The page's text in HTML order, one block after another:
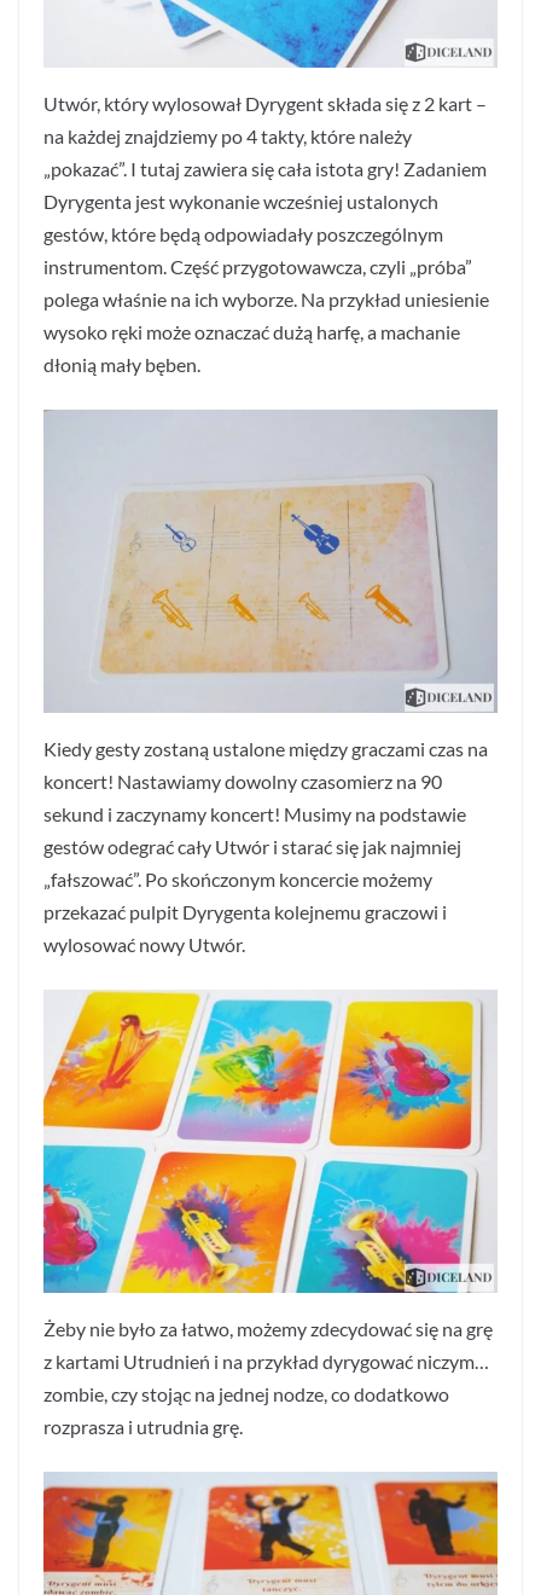
Utwór, który wylosował Dyrygent składa się z 2 kart –
na każdej znajdziemy po 4 takty, które należy
„pokazać”. I tutaj zawiera się cała istota gry! Zadaniem
Dyrygenta jest wykonanie wcześniej ustalonych
gestów, które będą odpowiadały poszczególnym
instrumentom. Część przygotowawcza, czyli „próba”
polega właśnie na ich wyborze. Na przykład uniesienie
wysoko ręki może oznaczać dużą harfę, a machanie
dłonią mały bęben.
Kiedy gesty zostaną ustalone między graczami czas na
koncert! Nastawiamy dowolny czasomierz na 90
sekund i zaczynamy koncert! Musimy na podstawie
gestów odegrać cały Utwór i starać się jak najmniej
„fałszować”. Po skończonym koncercie możemy
przekazać pulpit Dyrygenta kolejnemu graczowi i
wylosować nowy Utwór.
Żeby nie było za łatwo, możemy zdecydować się na grę
z kartami Utrudnień i na przykład dyrygować niczym…
zombie, czy stojąc na jednej nodze, co dodatkowo
rozprasza i utrudnia grę.